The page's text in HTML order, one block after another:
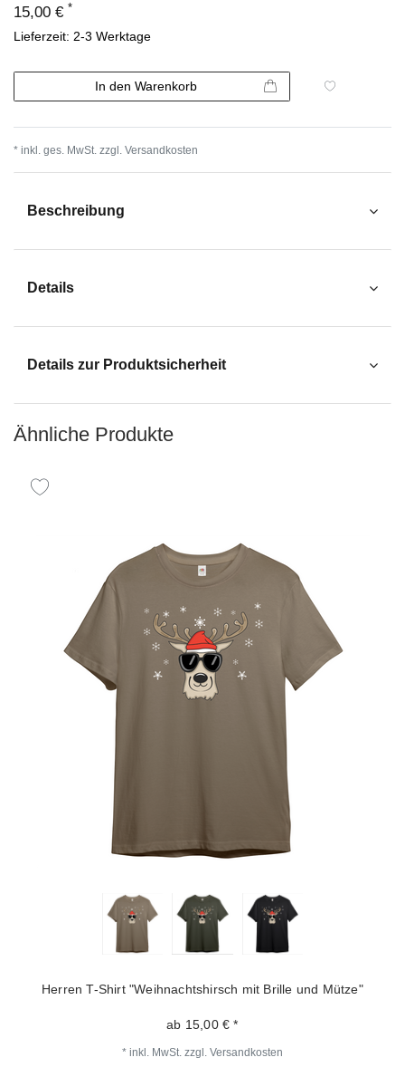
15,00 € *
Lieferzeit: 2-3 Werktage
In den Warenkorb
* inkl. ges. MwSt. zzgl. Versandkosten
Beschreibung
Details
Details zur Produktsicherheit
Ähnliche Produkte
Herren T-Shirt "Weihnachtshirsch mit Brille und Mütze"
ab 15,00 € *
* inkl. MwSt. zzgl. Versandkosten